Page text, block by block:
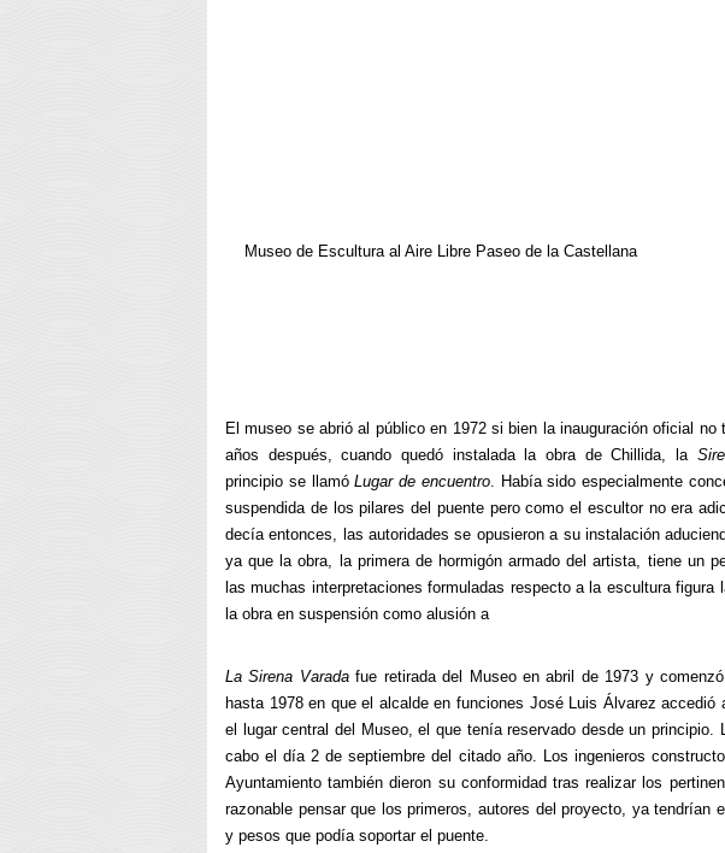
Museo de Escultura al Aire Libre Paseo de la Castellana
El museo se abrió al público en 1972 si bien la inauguración oficial no
años después, cuando quedó instalada la obra de Chillida, la
principio se llamóLugar de encuentro. Había sido especialmente
suspendida de los pilares del puente pero como el escultor no era
decía entonces, las autoridades se opusieron a su instalación
ya que la obra, la primera de hormigón armado del artista, tiene un
las muchas interpretaciones formuladas respecto a la escultura figura
la obra en suspensión como alusión a
La Sirena Varadafue retirada del Museo en abril de 1973 y comenzó
hasta 1978 en que el alcalde en funciones José Luis Álvarez accedió
el lugar central del Museo, el que tenía reservado desde un principio.
cabo el día 2 de septiembre del citado año. Los ingenieros
Ayuntamiento también dieron su conformidad tras realizar los
razonable pensar que los primeros, autores del proyecto, ya tendrían
y pesos que podía soportar el puente.